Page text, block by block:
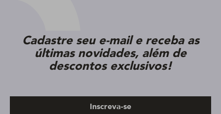
Cadastre seu e-mail e receba as
últimas novidades, além de
descontos exclusivos!
Inscreva-se